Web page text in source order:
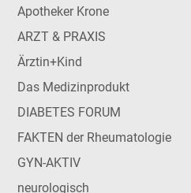
Apotheker Krone
ARZT & PRAXIS
Ärztin+Kind
Das Medizinprodukt
DIABETES FORUM
FAKTEN der Rheumatologie
GYN-AKTIV
neurologisch